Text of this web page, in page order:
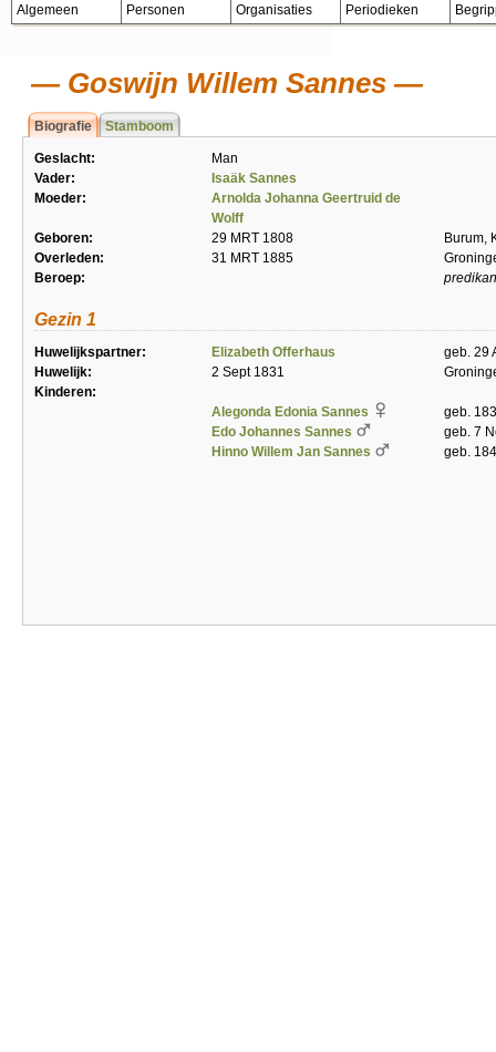
Algemeen Personen Organisaties Periodieken
Goswijn Willem Sannes
Biografie Stamboom
Geslacht:
Man
Vader:
Isaäk Sannes
Moeder:
Arnolda Johanna Geertruid de
Wolff
Geboren:
29 MRT 1808
Burum,
Overleden:
31 MRT 1885
Beroep:
Gezin 1
Huwelijkspartner: Elizabeth Offerhaus
geb. 29
Huwelijk:
2 Sept 1831
Kinderen:
Alegonda Edonia Sannes
geb.
Edo Johannes Sannes
geb. 7
Hinno Willem Jan Sannes
geb.